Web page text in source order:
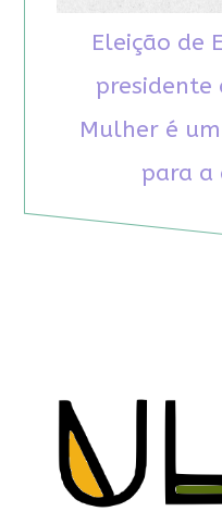
Eleição de
presidente
Mulher é
para a